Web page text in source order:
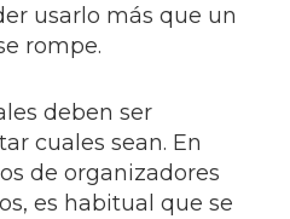
usarlo más que un
rompe.
deben ser
cuales sean. En
de organizadores
es habitual que se